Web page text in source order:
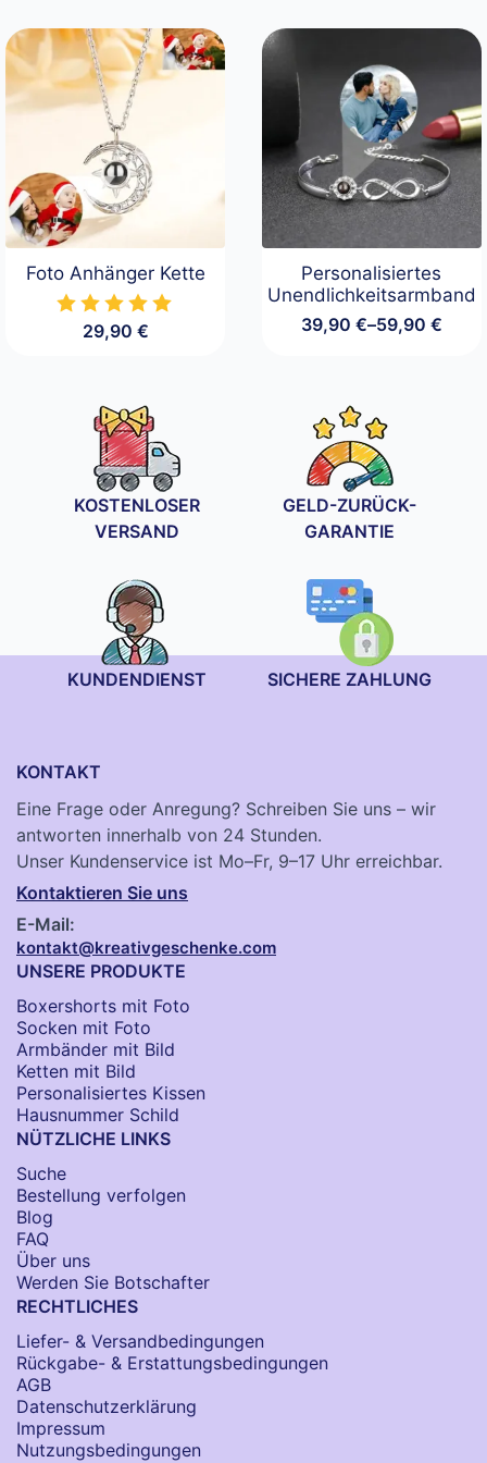
Foto Anhänger Kette
29,90 €
Personalisiertes
Unendlichkeitsarmband
39,90 €–59,90 €
Preisspanne:
KOSTENLOSER
VERSAND
GELD-ZURÜCK-
GARANTIE
KUNDENDIENST SICHERE ZAHLUNG
KONTAKT
Eine Frage oder Anregung? Schreiben Sie uns – wir
antworten innerhalb von 24 Stunden.
Unser Kundenservice ist Mo–Fr, 9–17 Uhr erreichbar.
Kontaktieren Sie uns
E-Mail:
kontakt@kreativgeschenke.com
UNSERE PRODUKTE
Boxershorts mit Foto
Socken​ mit Foto
Armbänder mit Bild​
Ketten mit Bild
Personalisiertes Kissen
Hausnummer Schild
NÜTZLICHE LINKS
Suche
Bestellung verfolgen
Blog
FAQ
Über uns
Werden Sie Botschafter
RECHTLICHES
Liefer- & Versandbedingungen
Rückgabe- & Erstattungsbedingungen
AGB
Datenschutzerklärung
Impressum
Nutzungsbedingungen